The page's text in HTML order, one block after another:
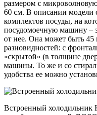
размером с
60 см. В описании модели
комплектов посуды, на
посудомоечную машину –
от нее. Она может быть
разновидностей: с
«скрытой» (в толщине
машины. То же и со
удобства ее можно
Встроенный холодильник